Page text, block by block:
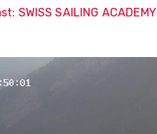
SWISS SAILING